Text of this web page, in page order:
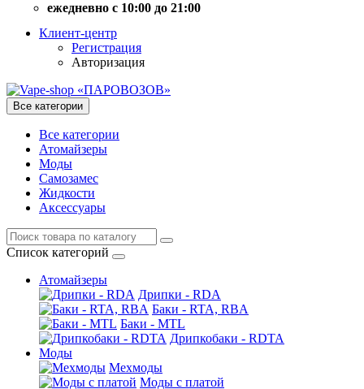
ежедневно с 10:00 до 21:00
Клиент-центр
Регистрация
Авторизация
Все категории
Все категории
Атомайзеры
Моды
Самозамес
Жидкости
Аксессуары
Список категорий
Атомайзеры
Дрипки - RDA
Баки - RTA, RBA
Баки - MTL
Дрипкобаки - RDTA
Моды
Мехмоды
Моды с платой